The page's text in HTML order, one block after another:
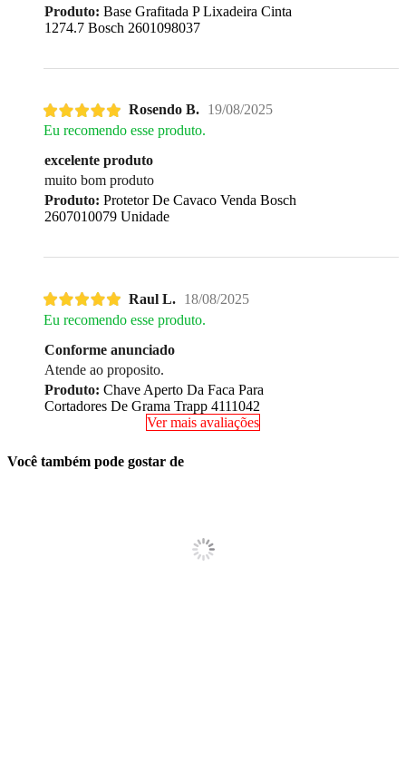
Produto: Base Grafitada P Lixadeira Cinta
1274.7 Bosch 2601098037
Rosendo B. 19/08/2025
Eu recomendo esse produto.
excelente produto
muito bom produto
Produto: Protetor De Cavaco Venda Bosch
2607010079 Unidade
Raul L. 18/08/2025
Eu recomendo esse produto.
Conforme anunciado
Atende ao proposito.
Produto: Chave Aperto Da Faca Para
Cortadores De Grama Trapp 4111042
Ver mais avaliações
Você também pode gostar de